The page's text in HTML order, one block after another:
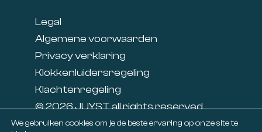
Legal
Algemene voorwaarden
Privacy verklaring
Klokkenluidersregeling
Klachtenregeling
© 2026 JUYST all rights reserved
Linkedin
We gebruiken cookies om je de beste ervaring op onze site te